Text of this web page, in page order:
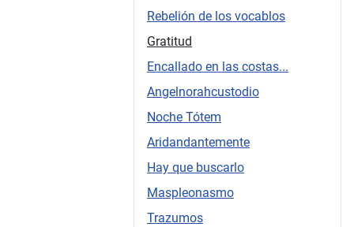
Rebelión de los vocablos
Gratitud
Encallado en las costas...
Angelnorahcustodio
Noche Tótem
Aridandantemente
Hay que buscarlo
Maspleonasmo
Trazumos